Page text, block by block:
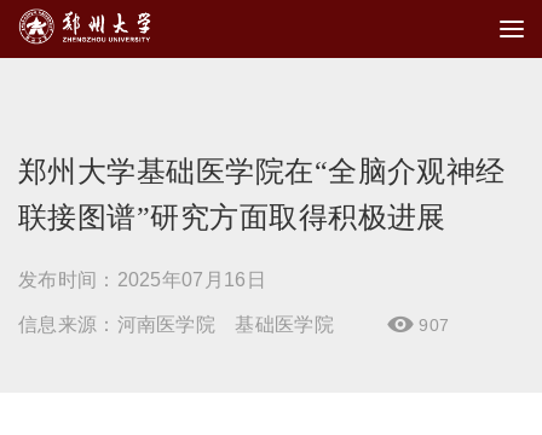
郑州大学基础医学院在“全脑介观神经
联接图谱”研究方面取得积极进展
发布时间：2025年07月16日
信息来源：河南医学院 基础医学院  907